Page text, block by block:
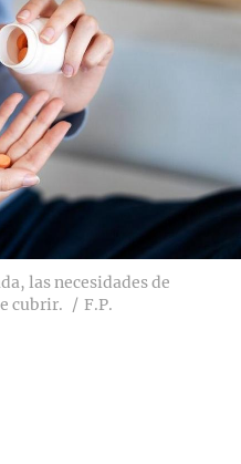
las necesidades de
cubrir.
F.P.